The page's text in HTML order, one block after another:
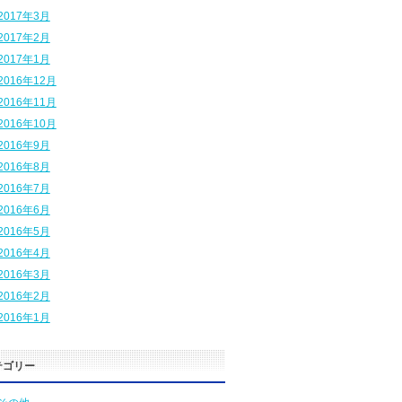
年3月
年2月
年1月
年12月
年11月
年10月
年9月
年8月
年7月
年6月
年5月
年4月
年3月
年2月
年1月
ゴリー